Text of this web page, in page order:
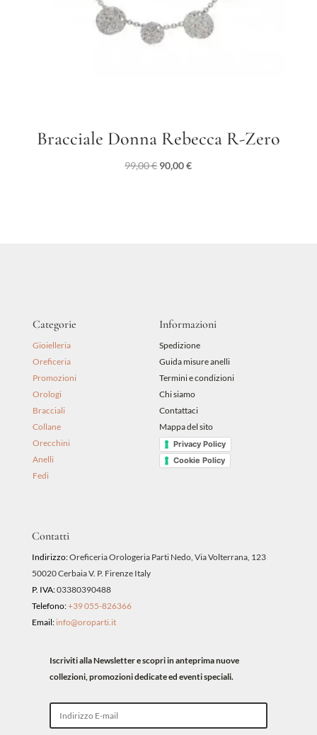
Bracciale Donna Rebecca R-Zero
99,00€ Il
90,00€Il
Categorie
Gioielleria
Oreficeria
Promozioni
Orologi
Bracciali
Collane
Orecchini
Anelli
Fedi
Informazioni
Spedizione
Guida misure anelli
Termini e condizioni
Chi siamo
Contattaci
Mappa del sito
Privacy Policy
Cookie Policy
Contatti
Indirizzo:Oreficeria Orologeria Parti Nedo, Via Volterrana, 123
50020 Cerbaia V. P. Firenze Italy
P. IVA:03380390488
Telefono:+39 055-826366
Email: info@oroparti.it
Iscriviti alla Newsletter e scopri in anteprima nuove
collezioni, promozioni dedicate ed eventi speciali.